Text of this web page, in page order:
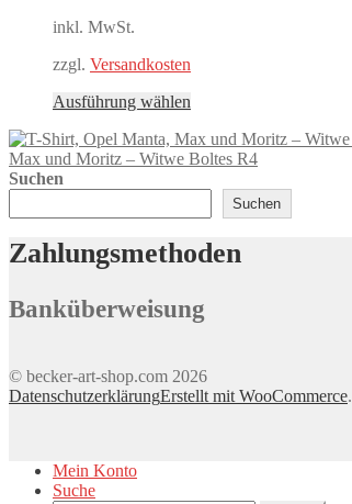
der
gewählt
werden
inkl. MwSt.
zzgl. Versandkosten
Ausführung wählen
weist
mehrere
Die
Optionen
können
Produktseite
Max und Moritz – Witwe Boltes R4
Suchen
Suchen
Zahlungsmethoden
Banküberweisung
© becker-art-shop.com 2026
DatenschutzerklärungErstellt mit WooCommerce.
Mein Konto
Suche